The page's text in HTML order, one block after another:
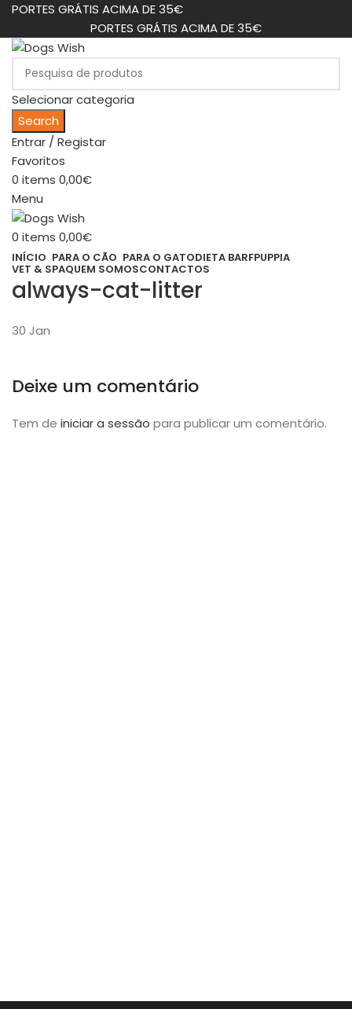
PORTES GRÁTIS ACIMA DE 35€
PORTES GRÁTIS ACIMA DE 35€
Selecionar categoria
Search
Entrar / Registar
Favoritos
0 items 0,00€
Menu
0 items 0,00€
INÍCIO PARA O CÃO PARA O GATODIETA BARFPUPPIA
VET & SPAQUEM SOMOSCONTACTOS
always-cat-litter
30 Jan
Deixe um comentário
Tem de iniciar a sessão para publicar um comentário.